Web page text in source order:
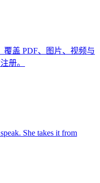
覆盖 PDF、图片、视频与
册。
She takes it from